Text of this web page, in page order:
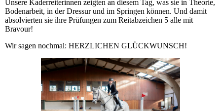
Unsere Kaderreiterinnen zeigten an diesem Tag, was sie in Theorie,
Bodenarbeit, in der Dressur und im Springen können. Und damit
absolvierten sie ihre Prüfungen zum Reitabzeichen 5 alle mit
Bravour!
Wir sagen nochmal: HERZLICHEN GLÜCKWUNSCH!